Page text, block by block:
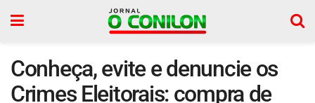
Conheça, evite e denuncie os
Crimes Eleitorais: compra de